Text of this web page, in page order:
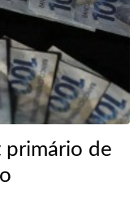
primário de